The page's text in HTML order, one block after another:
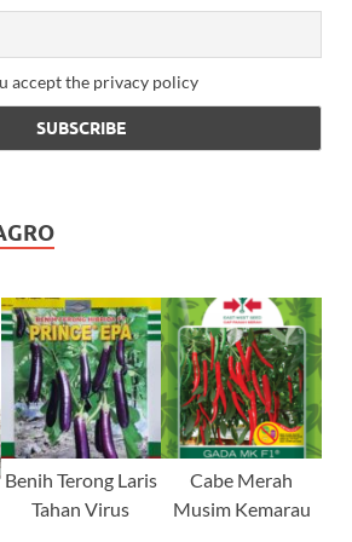
accept the privacy policy
Benih Terong Laris
Tahan Virus
Cabe Merah
Musim Kemarau